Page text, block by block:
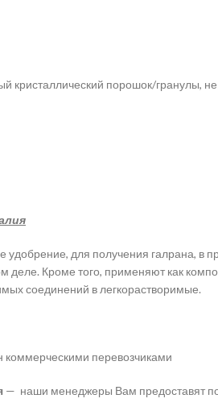
кристаллический порошок/гранулы,
удобрение, для получения галрана, в
деле. Кроме того, применяют как
соединений в легкорастворимые.
перевозчиками
— наши менеджеры Вам предоставят